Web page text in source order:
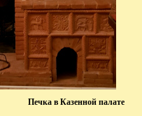
Печка в Казенной палате